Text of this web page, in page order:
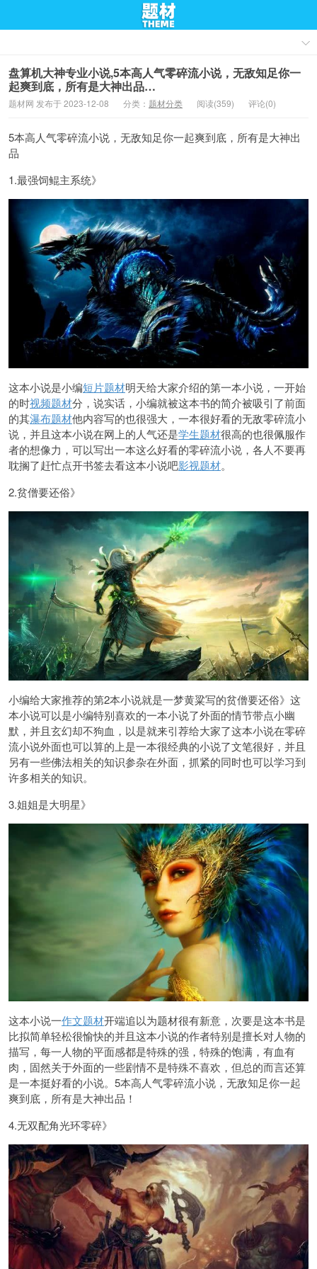
盘算机大神专业小说,5本高人气零碎流小说，无敌知足你一
起爽到底，所有是大神出品…
题材网 发布于 2023-12-08 分类： 题材分类 阅读(359) 评论(0)
5本高人气零碎流小说，无敌知足你一起爽到底，所有是大神出
品
1.最强饲鲲主系统》
这本小说是小编短片题材明天给大家介绍的第一本小说，一开始
的时视频题材分，说实话，小编就被这本书的简介被吸引了前面
的其瀑布题材他内容写的也很强大，一本很好看的无敌零碎流小
说，并且这本小说在网上的人气还是学生题材很高的也很佩服作
者的想像力，可以写出一本这么好看的零碎流小说，各人不要再
耽搁了赶忙点开书签去看这本小说吧影视题材。
2.贫僧要还俗》
小编给大家推荐的第2本小说就是一梦黄粱写的贫僧要还俗》这
本小说可以是小编特别喜欢的一本小说了外面的情节带点小幽
默，并且玄幻却不狗血，以是就来引荐给大家了这本小说在零碎
流小说外面也可以算的上是一本很经典的小说了文笔很好，并且
另有一些佛法相关的知识参杂在外面，抓紧的同时也可以学习到
许多相关的知识。
3.姐姐是大明星》
这本小说一作文题材开端追以为题材很有新意，次要是这本书是
比拟简单轻松很愉快的并且这本小说的作者特别是擅长对人物的
描写，每一人物的平面感都是特殊的强，特殊的饱满，有血有
肉，固然关于外面的一些剧情不是特殊不喜欢，但总的而言还算
是一本挺好看的小说。5本高人气零碎流小说，无敌知足你一起
爽到底，所有是大神出品！
4.无双配角光环零碎》